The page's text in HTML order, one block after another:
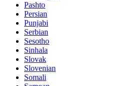
Pashto
Persian
Punjabi
Serbian
Sesotho
Sinhala
Slovak
Slovenian
Somali